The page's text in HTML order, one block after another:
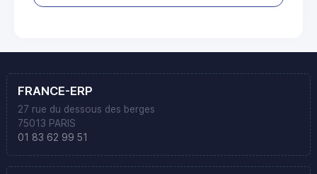
FRANCE-ERP
27 rue du dessous des berges
75013 PARIS
01 83 62 99 51